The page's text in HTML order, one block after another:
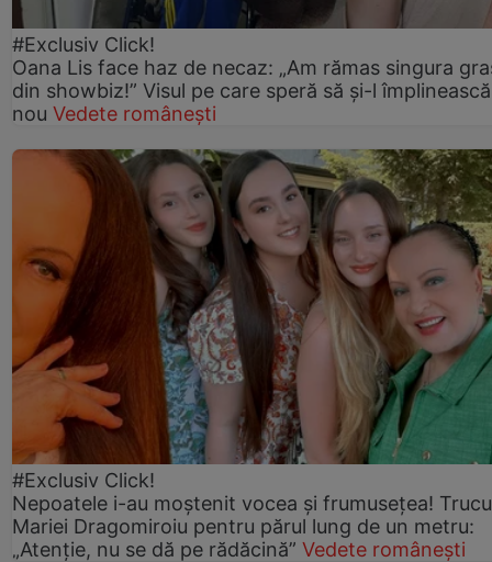
#Exclusiv Click!
Oana Lis face haz de necaz: „Am rămas singura
din showbiz!” Visul pe care speră să și-l
nou Vedete românești
#Exclusiv Click!
Nepoatele i-au moștenit vocea și frumusețea!
Mariei Dragomiroiu pentru părul lung de un metru:
„Atenție, nu se dă pe rădăcină” Vedete românești